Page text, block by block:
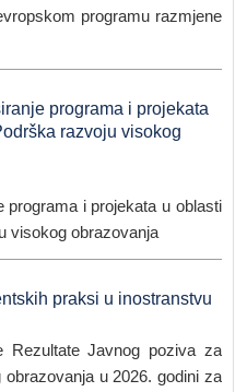
programu razmjene
programa i projekata
razvoju visokog
programa i projekata u oblasti
visokog obrazovanja
praksi u inostranstvu
Rezultate Javnog poziva za
u 2026. godini za